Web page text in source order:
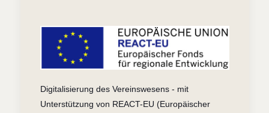
Digitalisierung des Vereinswesens - mit
Unterstützung von REACT-EU (Europäischer